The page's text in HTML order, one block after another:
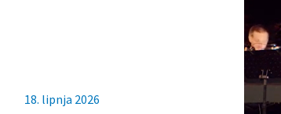
18. lipnja 2026